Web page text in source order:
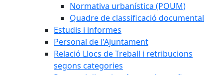
Normativa urbanística (POUM)
Quadre de classificació documental
Estudis i informes
Personal de l'Ajuntament
Relació Llocs de Treball i retribucions
segons categories